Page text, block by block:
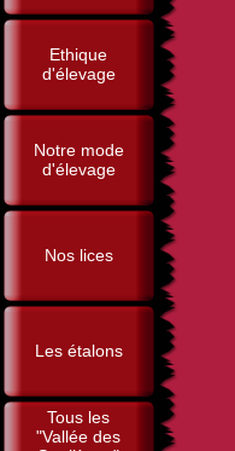
Ethique
d'élevage
Notre mode
d'élevage
Nos lices
Les étalons
Tous les
"Vallée des